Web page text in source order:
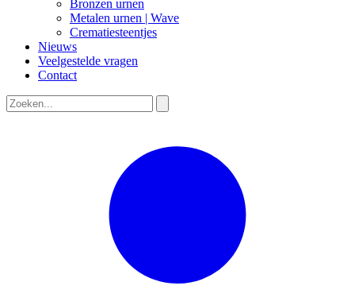
Bronzen urnen
Metalen urnen | Wave
Crematiesteentjes
Nieuws
Veelgestelde vragen
Contact